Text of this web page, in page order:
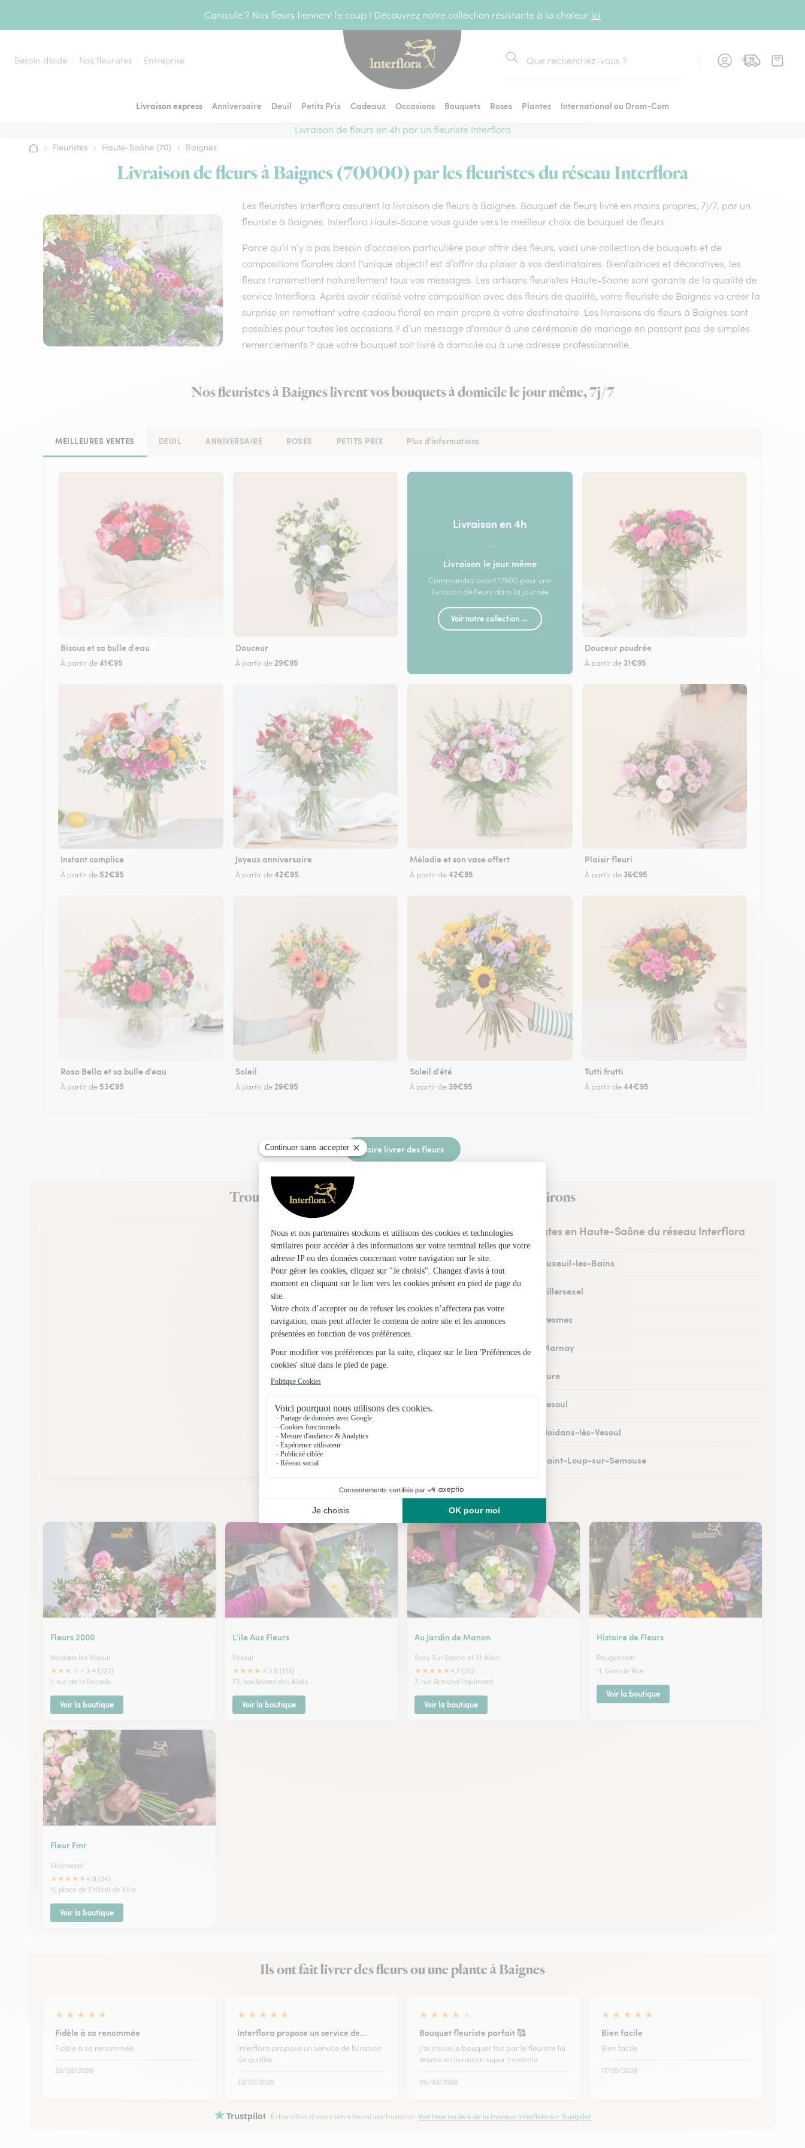
Canicule ? Nos fleurs tiennent le coup ! Découvrez notre collection résistante à la chaleur ici
Besoin d’aide Nos fleuristes Entreprise
Rechercher
Livraison express Anniversaire Deuil Petits Prix Cadeaux Occasions Bouquets Roses Plantes
International ou Drom-Com
Livraison de fleurs en 4h par un fleuriste Interflora
Accueil
› Fleuristes › Haute-Saône (70) › Baignes
Livraison de fleurs à Baignes (70000) par les fleuristes du réseau Interflora
Les fleuristes Interflora assurent la livraison de fleurs à Baignes. Bouquet de fleurs livré en mains propres, 7j/7, par un
fleuriste à Baignes. Interflora Haute-Saone vous guide vers le meilleur choix de bouquet de fleurs.
Parce qu’il n’y a pas besoin d’occasion particulière pour offrir des fleurs, voici une collection de bouquets et de
compositions florales dont l’unique objectif est d’offrir du plaisir à vos destinataires. Bienfaitrices et décoratives, les
fleurs transmettent naturellement tous vos messages. Les artisans fleuristes Haute-Saone sont garants de la qualité de
service Interflora. Après avoir réalisé votre composition avec des fleurs de qualité, votre fleuriste de Baignes va créer la
surprise en remettant votre cadeau floral en main propre à votre destinataire. Les livraisons de fleurs à Baignes sont
possibles pour toutes les occasions ? d’un message d’amour à une cérémonie de mariage en passant pas de simples
remerciements ? que votre bouquet soit livré à domicile ou à une adresse professionnelle.
Nos fleuristes à Baignes livrent vos bouquets à domicile le jour même, 7j/7
MEILLEURES VENTES DEUIL ANNIVERSAIRE ROSES PETITS PRIX Plus d'informations
Bisous et sa bulle d'eau
À partir de41€95
Douceur
À partir de 29€95
Livraison en 4h
—
Livraison le jour même
Commandez avant 17h00 pour une
livraison de fleurs dans la journée
Voir notre collection →
Douceur poudrée
À partir de 31€95
Instant complice
À partir de 52€95
Joyeux anniversaire
À partir de42€95
Mélodie et son vase offert
À partir de42€95
Plaisir fleuri
À partir de 36€95
Rosa Bella et sa bulle d'eau
À partir de 53€95
Soleil
À partir de 29€95
Soleil d'été
À partir de 39€95
Tutti frutti
À partir de44€95
Faire livrer des fleurs
Trouvez un fleuriste Interflora à Baignes et dans ses environs
Les fleuristes en Haute-Saône du réseau Interflora
Fleuristes à Luxeuil-les-Bains
Fleuristes à Villersexel
Fleuristes à Pesmes
Fleuristes à Marnay
Fleuristes à Lure
Fleuristes à Vesoul
Fleuristes à Noidans-lès-Vesoul
Fleuristes à Saint-Loup-sur-Semouse
Fleuristes à Scey-sur-Saône-et-Saint-Albin
Nos fleuristes à Baignes
Fleurs 2000
Noidans les Vesoul
★★★
3.4 (222)
1, rue de la Rocade
Voir la boutique
L’ile Aux Fleurs
Vesoul
★★★★
3.8 (133)
73, boulevard des Alliés
Voir la boutique
Au Jardin de Manon
Scey Sur Saone et St Albin
★★★★★4.7 (20)
7, rue Armand Paulmard
Voir la boutique
Histoire de Fleurs
Rougemont
11, Grande Rue
Voir la boutique
Fleur Fmr
Villersexel
★★★★★4.9 (34)
11, place de l'Hôtel de Ville
Voir la boutique
Ils ont fait livrer des fleurs ou une plante à Baignes
★ ★ ★ ★ ★
Fidèle à sa renommée
Fidèle à sa renommée
22/06/2026
★ ★ ★ ★ ★
Interflora propose un service de…
Interflora propose un service de livraison
de qualite
23/07/2026
★ ★ ★ ★
Bouquet fleuriste parfait 🥰
J'ai choisi le bouquet fait par le fleuriste lui
même en livraison super contente .
05/03/2026
★ ★ ★ ★ ★
Bien facile
Bien facile
17/05/2026
Trustpilot Échantillon d'avis clients fourni via Trustpilot.Voir tous les avis de la marque Interflora sur Trustpilot